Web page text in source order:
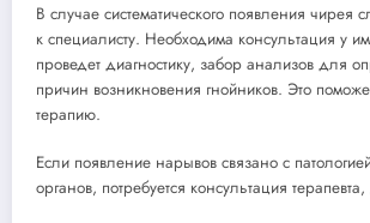
В случае систематического появления чирея
к специалисту. Необходима консультация у
проведет диагностику, забор анализов для
причин возникновения гнойников. Это
терапию.
Если появление нарывов связано с
органов, потребуется консультация